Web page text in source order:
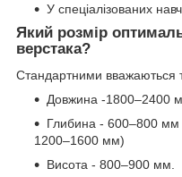
У спеціалізованих
Який розмір
верстака?
Стандартними вважаються
Довжина -1800–2400
Глибина - 600–800 мм
1200–1600 мм)
Висота - 800–900 мм.